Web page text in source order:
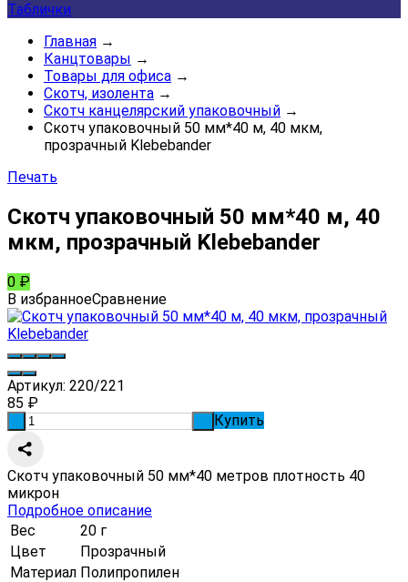
Таблички
Главная →
Канцтовары →
Товары для офиса →
Скотч, изолента →
Скотч канцелярский упаковочный →
Скотч упаковочный 50 мм*40 м, 40 мкм,
прозрачный Klebebander
Печать
Скотч упаковочный 50 мм*40 м, 40
мкм, прозрачный Klebebander
0 ₽
В избранноеСравнение
Артикул: 220/221
85 ₽
Купить
Скотч упаковочный 50 мм*40 метров плотность 40
микрон
Подробное описание
Вес
20 г
Цвет
Прозрачный
Материал Полипропилен